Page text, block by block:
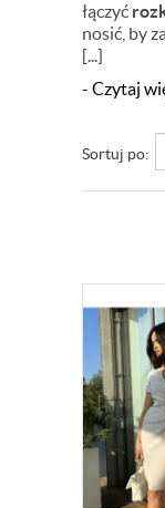
łączyć
nosić, by
[...]
- Czytaj
Sortuj po: